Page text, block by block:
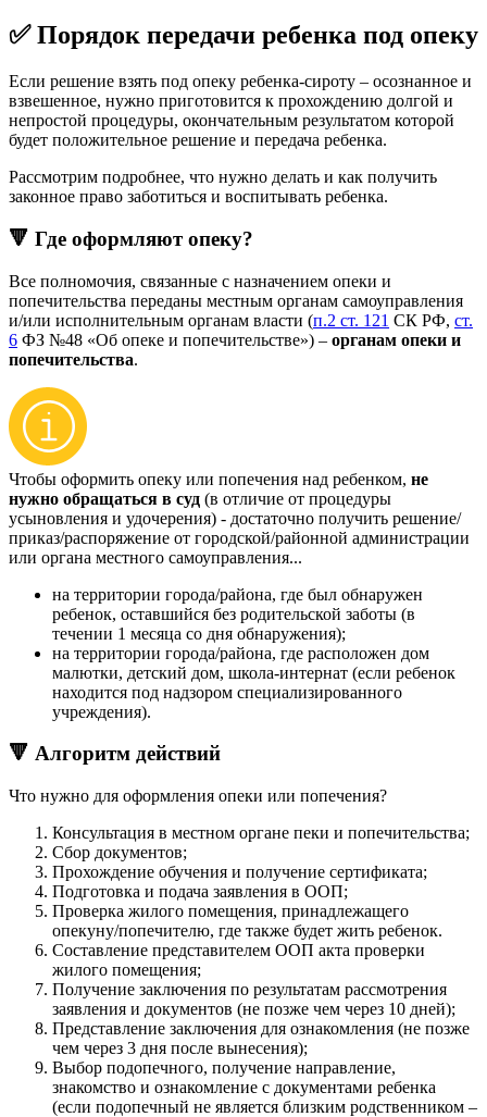
✅ Порядок передачи ребенка под опеку
Если решение взять под опеку ребенка-сироту – осознанное и
взвешенное, нужно приготовится к прохождению долгой и
непростой процедуры, окончательным результатом которой
будет положительное решение и передача ребенка.
Рассмотрим подробнее, что нужно делать и как получить
законное право заботиться и воспитывать ребенка.
🔻 Где оформляют опеку?
Все полномочия, связанные с назначением опеки и
попечительства переданы местным органам самоуправления
и/или исполнительным органам власти (п.2 ст. 121 СК РФ, ст.
6 ФЗ №48 «Об опеке и попечительстве») – органам опеки и
попечительства.
Чтобы оформить опеку или попечения над ребенком, не
нужно обращаться в суд (в отличие от процедуры
усыновления и удочерения) - достаточно получить решение/
приказ/распоряжение от городской/районной администрации
или органа местного самоуправления...
на территории города/района, где был обнаружен
ребенок, оставшийся без родительской заботы (в
течении 1 месяца со дня обнаружения);
на территории города/района, где расположен дом
малютки, детский дом, школа-интернат (если ребенок
находится под надзором специализированного
учреждения).
🔻 Алгоритм действий
Что нужно для оформления опеки или попечения?
Консультация в местном органе пеки и попечительства;
Сбор документов;
Прохождение обучения и получение сертификата;
Подготовка и подача заявления в ООП;
Проверка жилого помещения, принадлежащего
опекуну/попечителю, где также будет жить ребенок.
Составление представителем ООП акта проверки
жилого помещения;
Получение заключения по результатам рассмотрения
заявления и документов (не позже чем через 10 дней);
Представление заключения для ознакомления (не позже
чем через 3 дня после вынесения);
Выбор подопечного, получение направление,
знакомство и ознакомление с документами ребенка
(если подопечный не является близким родственником –